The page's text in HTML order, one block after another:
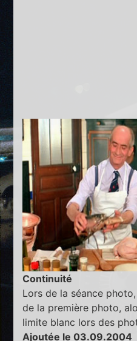
Continuité
Lors de la séance
de la première photo,
limite blanc lors des
Ajoutée le 03.09.2004